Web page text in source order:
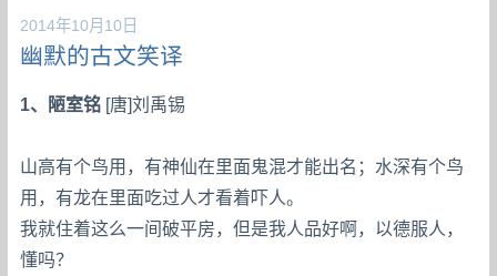
2014年10月10日
幽默的古文笑译
1、陋室铭 [唐]刘禹锡
山高有个鸟用，有神仙在里面鬼混才能出名；水深有个鸟
用，有龙在里面吃过人才看着吓人。
我就住着这么一间破平房，但是我人品好啊，以德服人，
懂吗？